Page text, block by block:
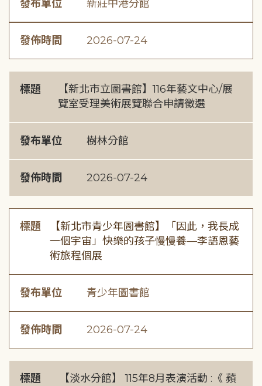
發布單位 新莊中港分館
發佈時間 2026-07-24
標題
【新北市立圖書館】116年藝文中心/展
覽室受理美術展覽聯合申請徵選
發布單位 樹林分館
發佈時間 2026-07-24
標題
【新北市青少年圖書館】「因此，我長成
一個宇宙」快樂的孩子慢慢養—李語恩藝
術旅程個展
發布單位 青少年圖書館
發佈時間 2026-07-24
標題
【淡水分館】 115年8月表演活動 :《 蘋